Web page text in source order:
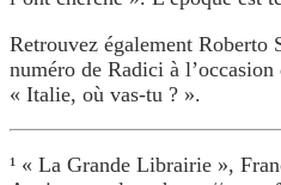
Retrouvez également Roberto
numéro de Radici à
« Italie, où vas-tu ? ».
¹ « La Grande Librairie »,